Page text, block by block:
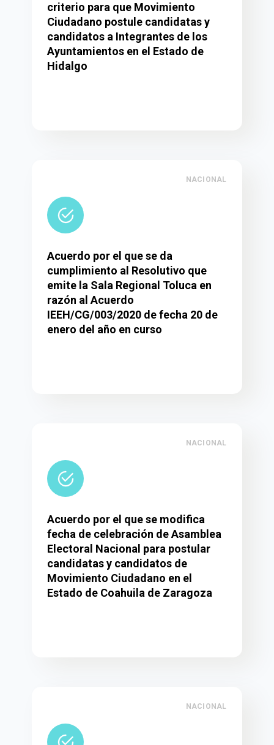
criterio para que Movimiento
Ciudadano postule candidatas y
candidatos a Integrantes de los
Ayuntamientos en el Estado de
Hidalgo
NACIONAL
Acuerdo por el que se da
cumplimiento al Resolutivo que
emite la Sala Regional Toluca en
razón al Acuerdo
IEEH/CG/003/2020 de fecha 20 de
enero del año en curso
NACIONAL
Acuerdo por el que se modifica
fecha de celebración de Asamblea
Electoral Nacional para postular
candidatas y candidatos de
Movimiento Ciudadano en el
Estado de Coahuila de Zaragoza
NACIONAL